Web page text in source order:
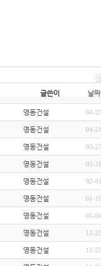
글쓴이 날짜
영동건설 04-25
영동건설 04-21
영동건설 03-27
영동건설 02-28
영동건설 02-01
영동건설 01-19
영동건설 01-04
영동건설 12-23
영동건설 11-25